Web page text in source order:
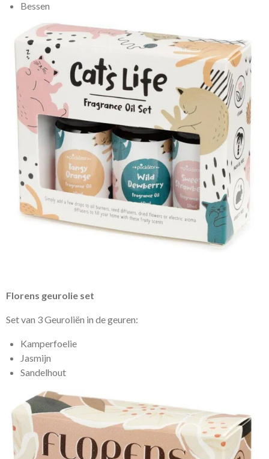
Bessen
Florens geurolie set
Set van 3 Geuroliën in de geuren:
Kamperfoelie
Jasmijn
Sandelhout